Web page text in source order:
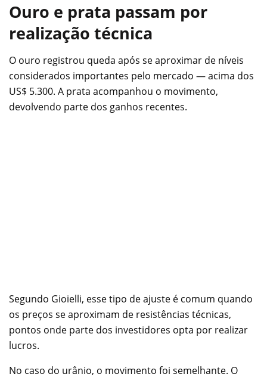
Ouro e prata passam por
realização técnica
O ouro registrou queda após se aproximar de níveis
considerados importantes pelo mercado — acima dos
US$ 5.300. A prata acompanhou o movimento,
devolvendo parte dos ganhos recentes.
Segundo Gioielli, esse tipo de ajuste é comum quando
os preços se aproximam de resistências técnicas,
pontos onde parte dos investidores opta por realizar
lucros.
No caso do urânio, o movimento foi semelhante. O